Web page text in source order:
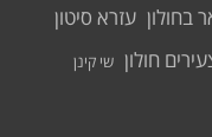
בחולון עזרא סיטון
חולון שי קינן